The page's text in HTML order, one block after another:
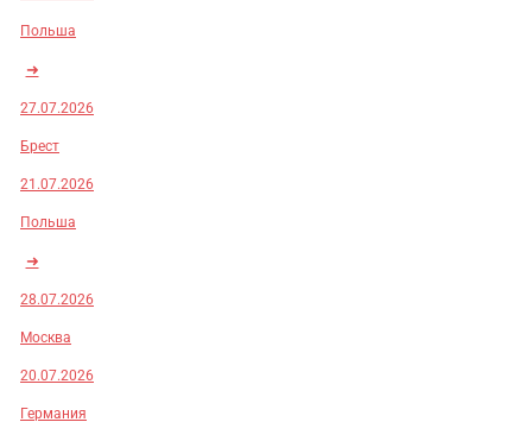
Польша
➜
27.07.2026
Брест
21.07.2026
Польша
➜
28.07.2026
Москва
20.07.2026
Германия